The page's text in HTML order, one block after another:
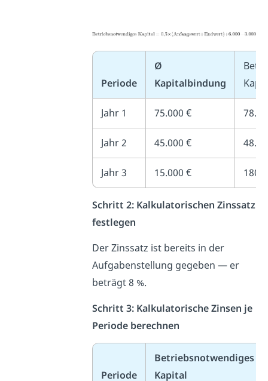
Periode
Ø
Kapitalbindung
Jahr 1 75.000 €
Jahr 2 45.000 €
Jahr 3 15.000 €
Schritt 2: Kalkulatorischen Zinssatz
festlegen
Der Zinssatz ist bereits in der
Aufgabenstellung gegeben — er
beträgt 8 %.
Schritt 3: Kalkulatorische Zinsen je
Periode berechnen
Periode
Betriebsnotwendiges
Kapital